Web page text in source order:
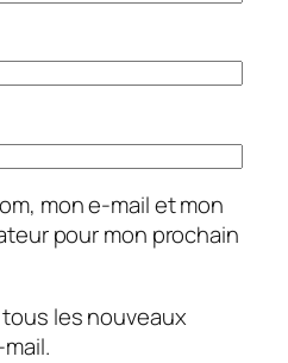
mon e-mail et mon
pour mon prochain
les nouveaux